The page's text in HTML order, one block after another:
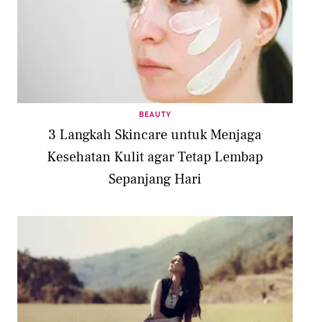
BEAUTY
3 Langkah Skincare untuk Menjaga
Kesehatan Kulit agar Tetap Lembap
Sepanjang Hari